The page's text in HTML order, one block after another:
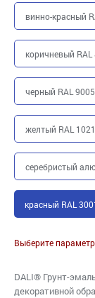
винно-красный
коричневый RAL
черный RAL 9005
желтый RAL 1021
серебристый
красный RAL
Выберите
DALI® Грунт-
декоративной